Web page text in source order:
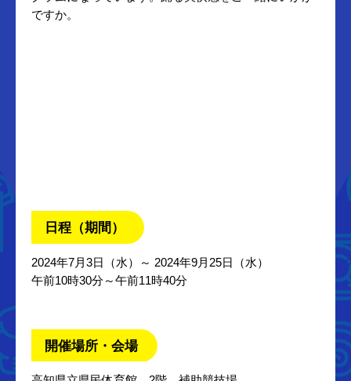
ですか。
日程（期間）
2024年7月3日（水）～ 2024年9月25日（水）
午前10時30分～午前11時40分
開催場所・会場